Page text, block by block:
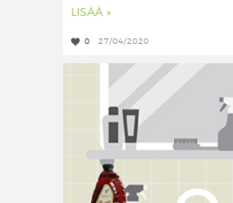
LISÄÄ »
0 27/04/2020